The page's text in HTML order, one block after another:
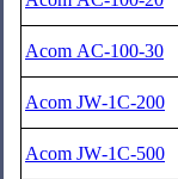
Acom AC‑100‑30
Acom JW‑1C‑200
Acom JW‑1C‑500